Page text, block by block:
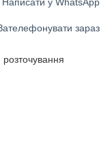
зараз